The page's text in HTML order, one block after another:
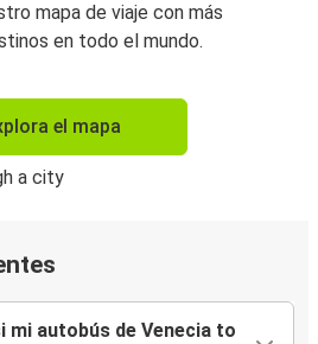
mapa de viaje con más
en todo el mundo.
el mapa
mi autobús de Venecia to